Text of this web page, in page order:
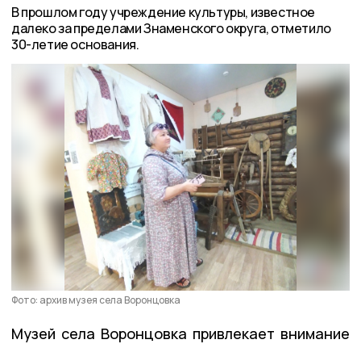
В прошлом году учреждение культуры, известное
далеко за пределами Знаменского округа, отметило
30-летие основания.
Фото: архив музея села Воронцовка
Музей села Воронцовка привлекает внимание